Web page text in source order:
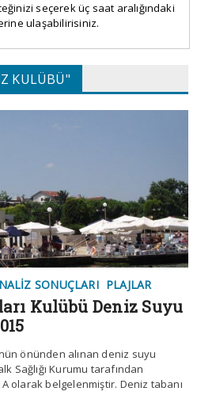
seçerek üç saat aralığındaki
ulaşabilirisiniz.
KULÜBÜ"
SONUÇLARI PLAJLAR
Kulübü Deniz Suyu
önünden alınan deniz suyu
Sağlığı Kurumu tarafından
A olarak belgelenmiştir. Deniz tabanı